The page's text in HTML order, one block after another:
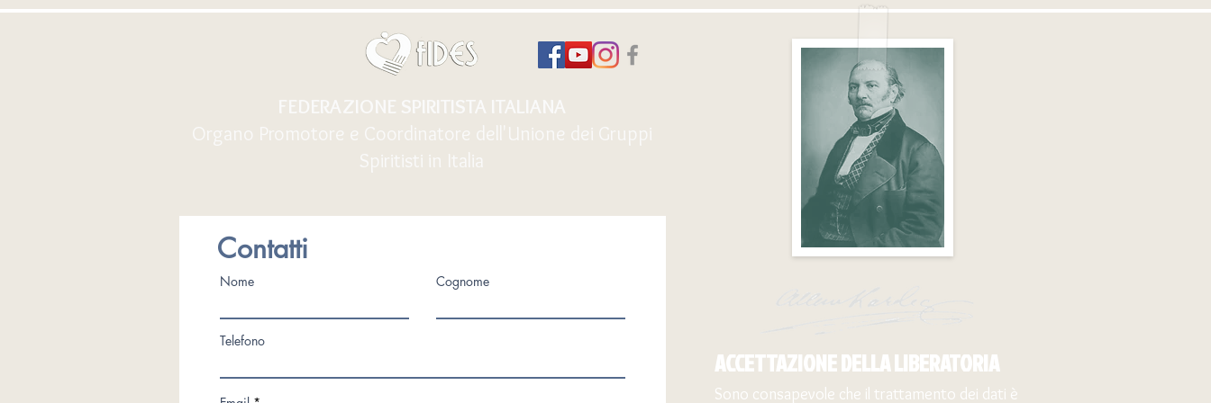
FEDERAZIONE SPIRITISTA ITALIANA
Organo Promotore e Coordinatore dell'Unione dei Gruppi
Spiritisti in Italia
Contatti
Nome Cognome
Telefono
ACCETTAZIONE DELLA LIBERATORIA
Sono consapevole che il trattamento dei dati è